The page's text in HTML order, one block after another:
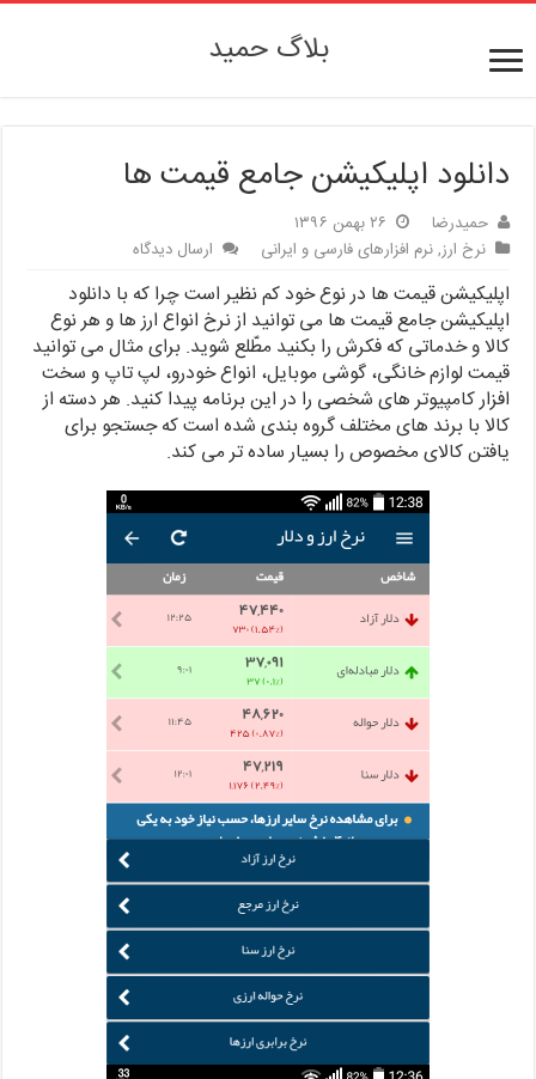
بلاگ حمید
دانلود اپلیکیشن جامع قیمت ها
حمیدرضا
۲۶ بهمن ۱۳۹۶
نرخ ارز,نرم افزارهای فارسی و ایرانی ارسال دیدگاه
اپلیکیشن قیمت ها در نوع خود کم نظیر است چرا که با دانلود
اپلیکیشن جامع قیمت ها می توانید از نرخ انواع ارز ها و هر نوع
کالا و خدماتی که فکرش را بکنید مطّلع شوید. برای مثال می توانید
قیمت لوازم خانگی، گوشی موبایل، انواع خودرو، لپ تاپ و سخت
افزار کامپیوتر های شخصی را در این برنامه پیدا کنید. هر دسته از
کالا با برند های مختلف گروه بندی شده است که جستجو برای
یافتن کالای مخصوص را بسیار ساده تر می کند.